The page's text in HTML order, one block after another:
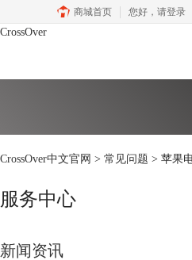
商城首页 您好， 请登录
CrossOver
CrossOver中文官网 > 常见问题 > 苹果
服务中心
新闻资讯